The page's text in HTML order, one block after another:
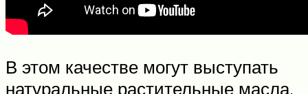
В этом качестве могут выступать
натуральные растительные масла,